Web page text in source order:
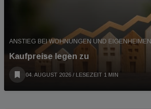
ANSTIEG BEI WOHNUNGEN UND EIGENHEIMEN
Kaufpreise legen zu
04. AUGUST 2026 / LESEZEIT 1 MIN